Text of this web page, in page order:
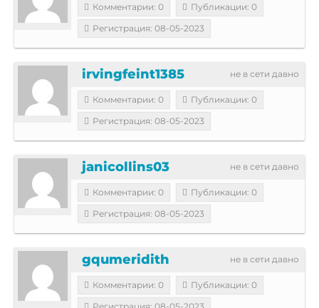
Комментарии: 0
Публикации: 0
Регистрация: 08-05-2023
не в сети давно
irvingfeint1385
Комментарии: 0
Публикации: 0
Регистрация: 08-05-2023
не в сети давно
janicollins03
Комментарии: 0
Публикации: 0
Регистрация: 08-05-2023
не в сети давно
gqumeridith
Комментарии: 0
Публикации: 0